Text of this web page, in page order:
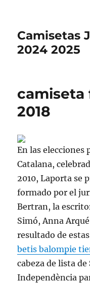
Camisetas
2024 2025
2018
En las
Catalana,
2010, Laporta se
formado por el
Bertran, la
Simó, Anna
resultado de
betis balompie
cabeza de lista
Independència